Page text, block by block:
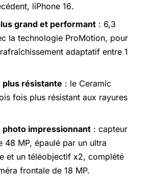
liPhone 16.
grand et performant : 6,3
la technologie ProMotion, pour
adaptatif entre 1
plus résistante : le Ceramic
fois plus résistant aux rayures
photo impressionnant : capteur
48 MP, épaulé par un ultra
et un téléobjectif x2, complété
frontale de 18 MP.